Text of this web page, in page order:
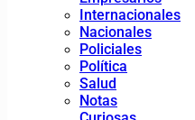
Internacionales
Nacionales
Policiales
Política
Salud
Notas